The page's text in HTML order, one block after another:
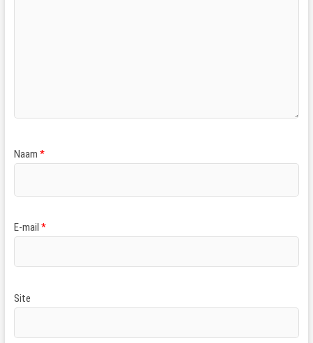
Naam *
E-mail *
Site